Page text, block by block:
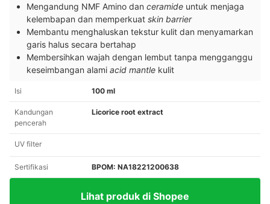
Mengandung NMF Amino dan ceramide untuk menjaga
kelembapan dan memperkuat skin barrier
Membantu menghaluskan tekstur kulit dan menyamarkan
garis halus secara bertahap
Membersihkan wajah dengan lembut tanpa mengganggu
keseimbangan alami acid mantle kulit
Isi 100 ml
Kandungan
pencerah
Licorice root extract
UV filter
Sertifikasi BPOM: NA18221200638
Lihat produk di Shopee